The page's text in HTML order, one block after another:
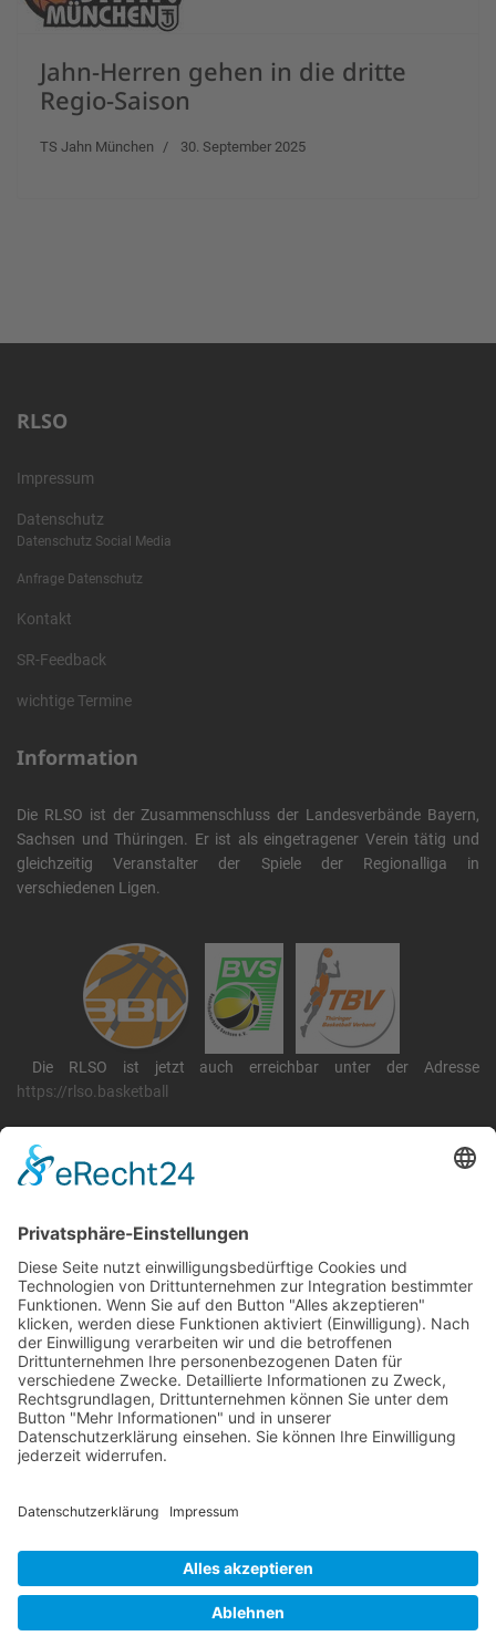
×
Fehler
7&list%5Bstart-date%5D=2026-07-
Jahn-Herren gehen in die dritte
Regio-Saison
TS Jahn München 30. September 2025
RLSO
Impressum
Datenschutz
Datenschutz Social Media
Anfrage Datenschutz
Kontakt
SR-Feedback
wichtige Termine
Information
Die RLSO ist der Zusammenschluss der Landesverbände Bayern,
Sachsen und Thüringen. Er ist als eingetragener Verein tätig und
gleichzeitig Veranstalter der Spiele der Regionalliga in
verschiedenen Ligen.
Die RLSO ist jetzt auch erreichbar unter der Adresse
https://rlso.basketball
RLSO Minikalender
August 2026
Mo Di Mi Do Fr Sa
So
3127 28 29 30 31 1
2
3310 11 12
26 27 28
3